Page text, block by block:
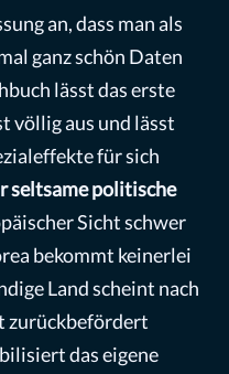
an, dass man als
ganz schön Daten
lässt das erste
völlig aus und lässt
für sich
seltsame politische
Sicht schwer
bekommt keinerlei
Land scheint nach
zurückbefördert
das eigene